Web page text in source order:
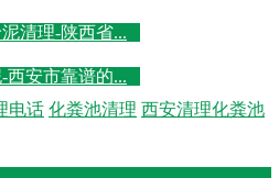
清理-陕西省...
西安市靠谱的...
电话 化粪池清理 西安清理化粪池